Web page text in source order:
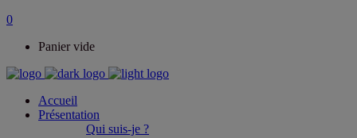
0
Panier vide
Accueil
Présentation
Qui suis-je ?